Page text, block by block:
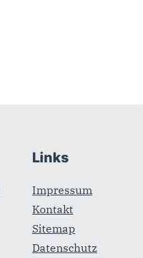
Links
Impressum
Kontakt
Sitemap
Datenschutz